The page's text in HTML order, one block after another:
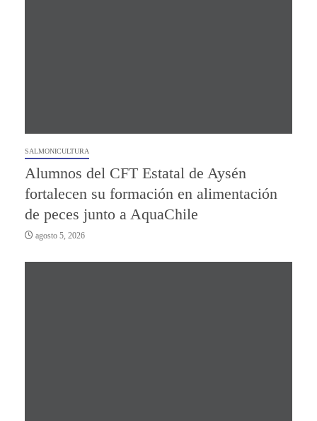
SALMONICULTURA
Alumnos del CFT Estatal de Aysén
fortalecen su formación en alimentación
de peces junto a AquaChile
agosto 5, 2026